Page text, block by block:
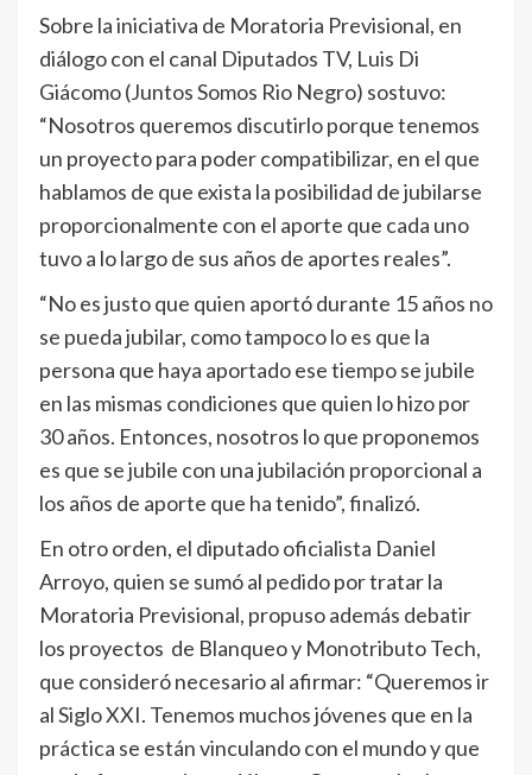
Sobre la iniciativa de Moratoria Previsional, en
diálogo con el canal Diputados TV, Luis Di
Giácomo (Juntos Somos Rio Negro) sostuvo:
“Nosotros queremos discutirlo porque tenemos
un proyecto para poder compatibilizar, en el que
hablamos de que exista la posibilidad de jubilarse
proporcionalmente con el aporte que cada uno
tuvo a lo largo de sus años de aportes reales”.
“No es justo que quien aportó durante 15 años no
se pueda jubilar, como tampoco lo es que la
persona que haya aportado ese tiempo se jubile
en las mismas condiciones que quien lo hizo por
30 años. Entonces, nosotros lo que proponemos
es que se jubile con una jubilación proporcional a
los años de aporte que ha tenido”, finalizó.
En otro orden, el diputado oficialista Daniel
Arroyo, quien se sumó al pedido por tratar la
Moratoria Previsional, propuso además debatir
los proyectos de Blanqueo y Monotributo Tech,
que consideró necesario al afirmar: “Queremos ir
al Siglo XXI. Tenemos muchos jóvenes que en la
práctica se están vinculando con el mundo y que